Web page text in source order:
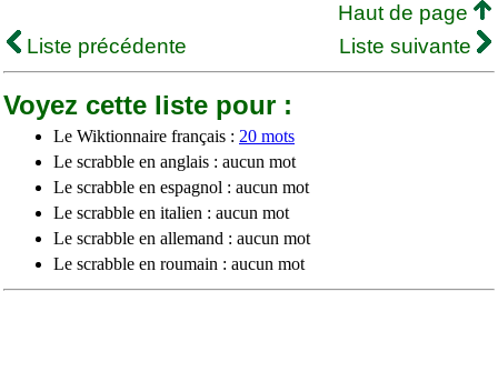
Haut de page
Liste précédente
Liste suivante
Voyez cette liste pour :
Le Wiktionnaire français : 20 mots
Le scrabble en anglais : aucun mot
Le scrabble en espagnol : aucun mot
Le scrabble en italien : aucun mot
Le scrabble en allemand : aucun mot
Le scrabble en roumain : aucun mot